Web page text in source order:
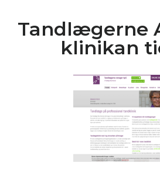
Tandlægerne
klinikan